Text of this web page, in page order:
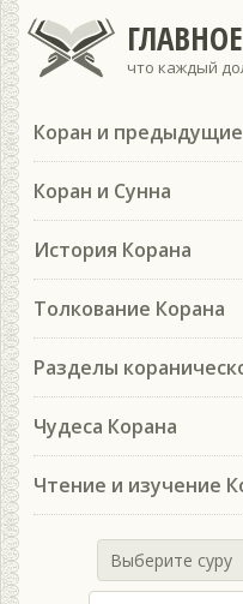
что каждый
Коран и
Коран и Сунна
История Корана
Толкование Корана
Разделы
Чудеса Корана
Чтение и изучение
Выберите суру